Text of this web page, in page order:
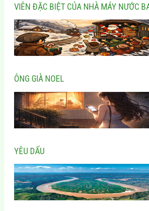
VIÊN ĐẶC BIỆT CỦA NHÀ MÁY NƯỚC
ÔNG GIÀ NOEL
YÊU DẤU